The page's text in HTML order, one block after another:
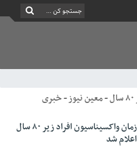
بایگانی‌های واکسیناسیون افراد زیر ۸۰ سال - معین نیوز - خبری
زمان واکسیناسیون افراد زیر ۸۰ سال
اعلام شد